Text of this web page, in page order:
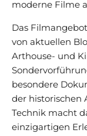
moderne Filme
Das
von aktuellen
Arthouse- und
besondere
der historischen
Technik macht
einzigartigen